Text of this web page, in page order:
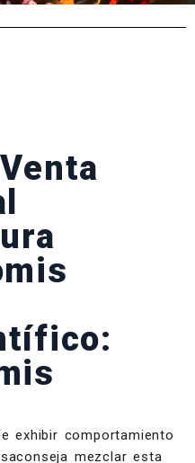
Venta
exhibir comportamiento
mezclar esta